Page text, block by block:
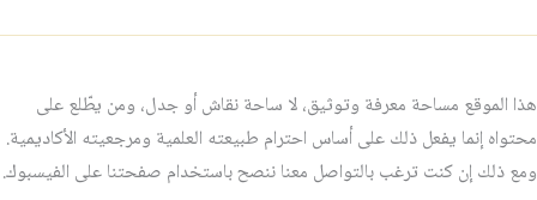
هذا الموقع مساحة معرفة وتوثيق، لا ساحة نقاش أو جدل، ومن يطّلع على
محتواه إنما يفعل ذلك على أساس احترام طبيعته العلمية ومرجعيته الأكاديمية.
ومع ذلك إن كنت ترغب بالتواصل معنا ننصح باستخدام صفحتنا على الفيسبوك.